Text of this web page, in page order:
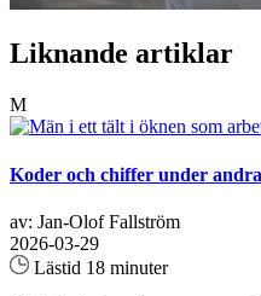
Liknande artiklar
M
Koder och chiffer under
av: Jan-Olof Fallström
2026-03-29
Lästid 18 minuter